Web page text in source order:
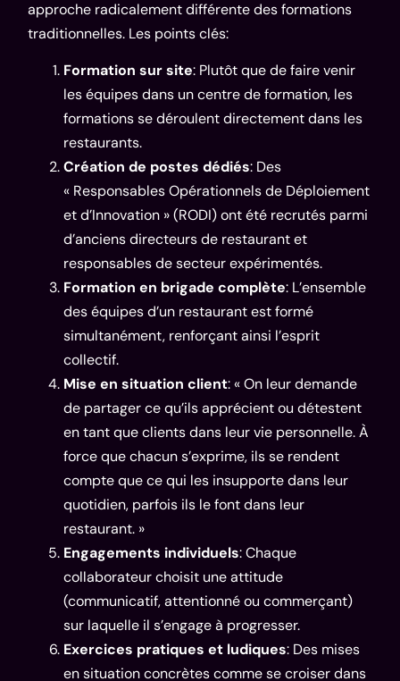
approche radicalement différente des formations
traditionnelles. Les points clés:
Formation sur site: Plutôt que de faire venir
les équipes dans un centre de formation, les
formations se déroulent directement dans les
restaurants.
Création de postes dédiés: Des
« Responsables Opérationnels de Déploiement
et d’Innovation » (RODI) ont été recrutés parmi
d’anciens directeurs de restaurant et
responsables de secteur expérimentés.
Formation en brigade complète: L’ensemble
des équipes d’un restaurant est formé
simultanément, renforçant ainsi l’esprit
collectif.
Mise en situation client: « On leur demande
de partager ce qu’ils apprécient ou détestent
en tant que clients dans leur vie personnelle. À
force que chacun s’exprime, ils se rendent
compte que ce qui les insupporte dans leur
quotidien, parfois ils le font dans leur
restaurant. »
Engagements individuels: Chaque
collaborateur choisit une attitude
(communicatif, attentionné ou commerçant)
sur laquelle il s’engage à progresser.
Exercices pratiques et ludiques: Des mises
en situation concrètes comme se croiser dans